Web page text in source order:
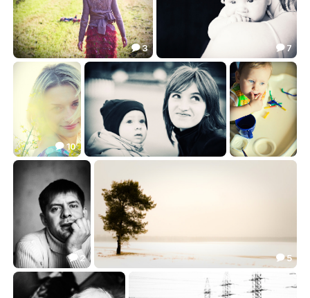
Дочки-матери
5.34
 3
***
26.30
 7
***
11.74
 10
Взгляд
***
***
6.88
 2
Один в поле воин
28.80
 5